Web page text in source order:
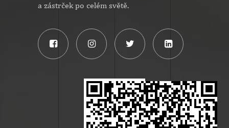
a zástrček po celém světě.